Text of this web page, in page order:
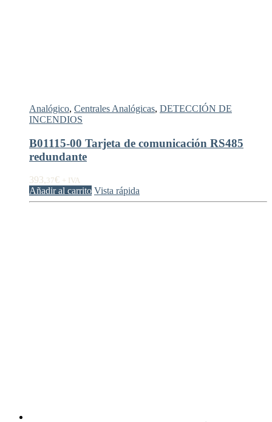
Analógico, Centrales Analógicas, DETECCIÓN DE
INCENDIOS
B01115-00 Tarjeta de comunicación RS485
redundante
393,37€ + IVA
Añadir al carrito Vista rápida